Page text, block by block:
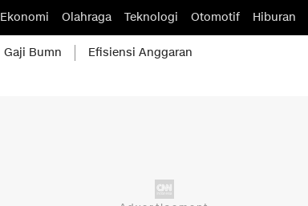
Ekonomi Olahraga Teknologi Otomotif Hiburan
Gaji Bumn Efisiensi Anggaran